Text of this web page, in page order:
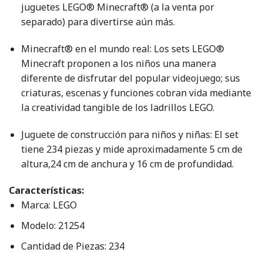
juguetes LEGO® Minecraft® (a la venta por
separado) para divertirse aún más.
Minecraft® en el mundo real: Los sets LEGO®
Minecraft proponen a los niños una manera
diferente de disfrutar del popular videojuego; sus
criaturas, escenas y funciones cobran vida mediante
la creatividad tangible de los ladrillos LEGO.
Juguete de construcción para niños y niñas: El set
tiene 234 piezas y mide aproximadamente 5 cm de
altura,24 cm de anchura y 16 cm de profundidad.
Características:
Marca: LEGO
Modelo: 21254
Cantidad de Piezas: 234